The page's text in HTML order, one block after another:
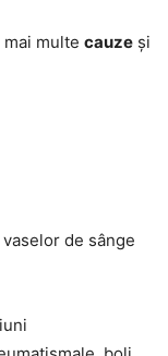
multe cauze și
de sânge